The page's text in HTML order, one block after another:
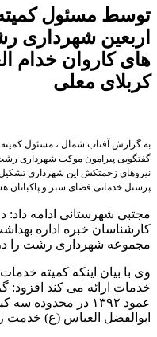
توسط مسئول
اربعین شهرداری
های کاروان خدام
کربلای معلی
به گزارش آفتاب شمال ، مسئول
نیروهای زحمتکش این شهرداری
پرسنل خدماتی فضای سبز و پاکبانان
مجتبی شهرستانی ادامه
کارشناسان خبره اداره
مجموعه شهرداری رشت را
وی با بیان اینکه کمیته
خدمات ارائه می کند افزود:
عمود ۱۳۹۲ در
ابوالفضل العباس (ع) خدمت